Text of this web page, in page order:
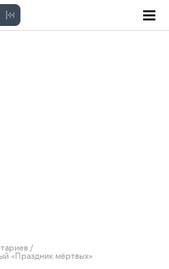
/
«Праздник мёртвых»